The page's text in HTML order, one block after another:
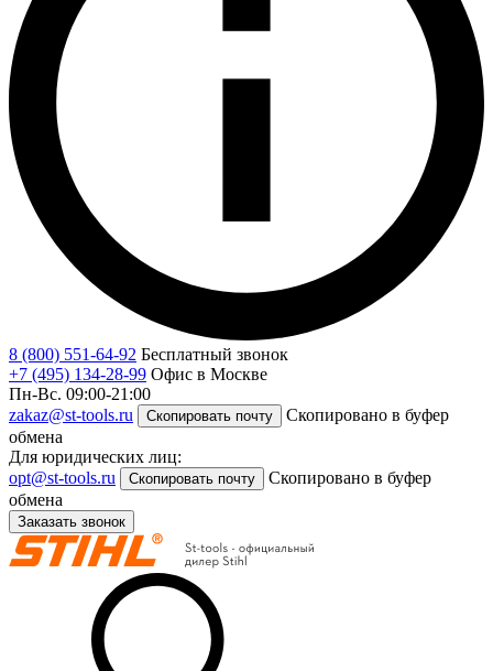
8 (800) 551-64-92 Бесплатный звонок
+7 (495) 134-28-99 Офис в Москве
Пн-Вс. 09:00-21:00
zakaz@st-tools.ru
Скопировать почту
Скопировано в буфер
обмена
Для юридических лиц:
opt@st-tools.ru
Скопировать почту
Скопировано в буфер
обмена
Заказать звонок